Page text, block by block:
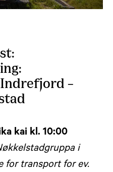
Indrefjord –
kai kl. 10:00
i
for transport for ev.